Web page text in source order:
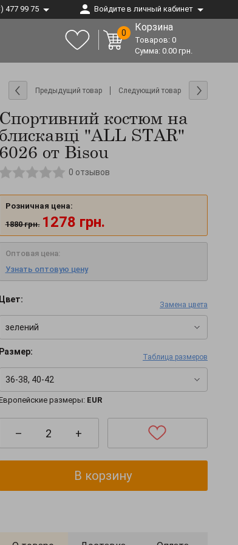
477 99 75 Войдите в личный кабинет
0 Корзина
Товаров: 0
Сумма: 0.00 грн.
Предыдущий товар Следующий товар
Спортивний костюм на
блискавці "ALL STAR"
6026 от Bisou
0 отзывов
Розничная цена:
1880 грн. 1278 грн.
Оптовая цена:
Узнать оптовую цену
Цвет:
Замена цвета
зелений
Размер:
Таблица размеров
36-38, 40-42
размеры: EUR
– +
В корзину